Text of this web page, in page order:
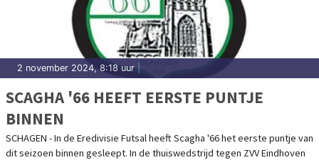
2 november 2024, 8:18 uur
SCAGHA '66 HEEFT EERSTE PUNTJE
BINNEN
SCHAGEN - In de Eredivisie Futsal heeft Scagha '66 het eerste puntje van
dit seizoen binnen gesleept. In de thuiswedstrijd tegen ZVV Eindhoven